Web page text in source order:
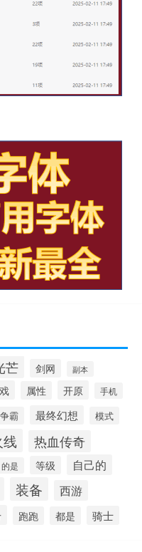
芒 剑网 副本
属性 开原 手机
霸 最终幻想 模式
线 热血传奇
的是 等级 自己的
装备 西游
跑跑 都是 骑士